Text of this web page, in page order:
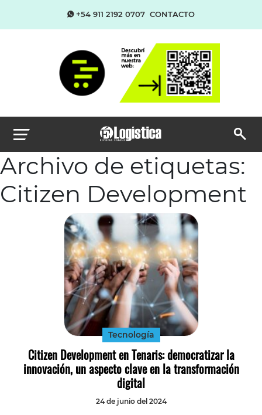
+54 911 2192 0707 CONTACTO
Archivo de etiquetas:
Citizen Development
Tecnología
Citizen Development en Tenaris: democratizar la
innovación, un aspecto clave en la transformación
digital
24 de junio del 2024